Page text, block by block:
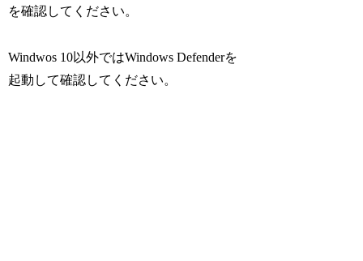
を確認してください。
Windwos 10以外ではWindows Defenderを
起動して確認してください。